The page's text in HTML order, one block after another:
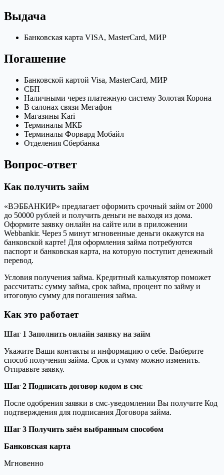
Выдача
Банковская карта VISA, MasterCard, МИР
Погашение
Банковской картой Visa, MasterCard, МИР
СБП
Наличными через платежную систему Золотая Корона
В салонах связи Мегафон
Магазины Kari
Терминалы МКБ
Терминалы Форвард Мобайл
Отделения Сбербанка
Вопрос-ответ
Как получить займ
«ВЭББАНКИР» предлагает оформить срочный займ от 2000
до 50000 рублей и получить деньги не выходя из дома.
Оформите заявку онлайн на сайте или в приложении
Webbankir. Через 5 минут мгновенные деньги окажутся на
банковской карте! Для оформления займа потребуются
паспорт и банковская карта, на которую поступит денежный
перевод.
Условия получения займа. Кредитный калькулятор поможет
рассчитать: сумму займа, срок займа, процент по займу и
итоговую сумму для погашения займа.
Как это работает
Шаг 1 Заполнить онлайн заявку на займ
Укажите Ваши контакты и информацию о себе. Выберите
способ получения займа. Срок и сумму можно изменить.
Отправьте заявку.
Шаг 2 Подписать договор кодом в смс
После одобрения заявки в смс-уведомлении Вы получите Код
подтверждения для подписания Договора займа.
Шаг 3 Получить заём выбранным способом
Банковская карта
Мгновенно